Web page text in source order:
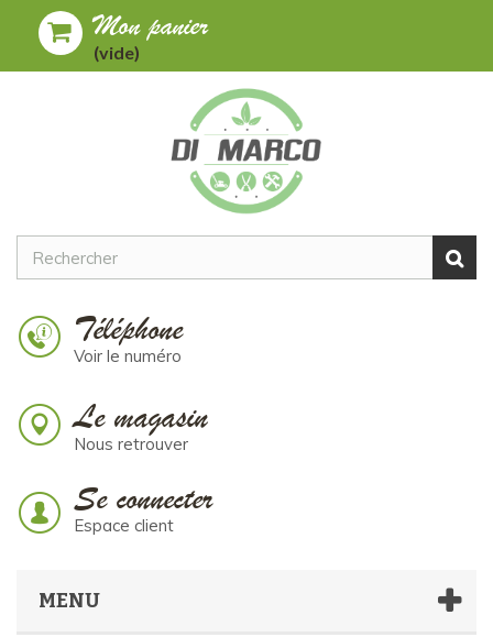
Mon panier
(vide)
Téléphone
Voir le numéro
Le magasin
Nous retrouver
Se connecter
Espace client
MENU